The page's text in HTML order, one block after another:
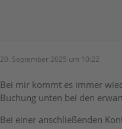
20. September 2025 um 10:22
Bei mir kommt es immer
Buchung unten bei den
Bei einer anschließenden